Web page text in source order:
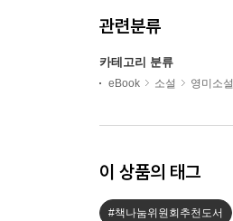
관련분류
카테고리 분류
eBook 소설 영미소설
이 상품의 태그
#책나눔위원회추천도서